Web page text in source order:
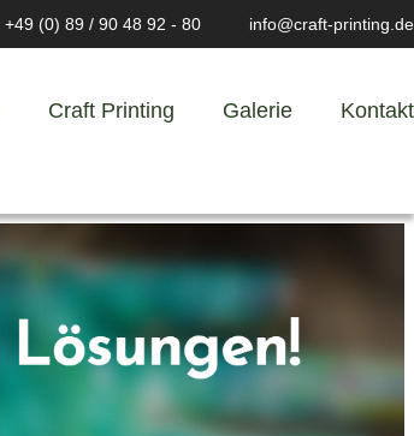
+49 (0) 89 / 90 48 92 - 80 info@craft-printing.de
Craft Printing Galerie Kontakt